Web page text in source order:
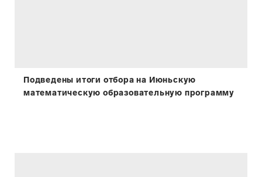
Подведены итоги отбора на Июньскую
математическую образовательную программу